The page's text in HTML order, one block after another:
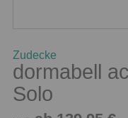
Zudecke
dormabell
Solo